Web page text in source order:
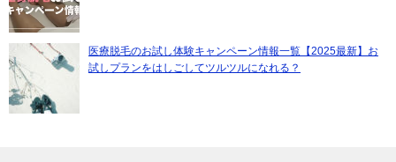
医療脱毛のお試し体験キャンペーン情報一覧【2025最新】お
試しプランをはしごしてツルツルになれる？